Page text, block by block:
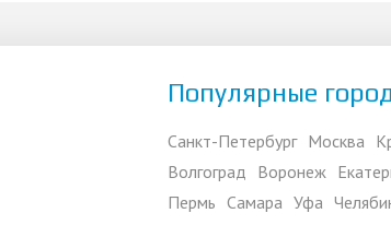
Популярные
Санкт-Петербург Москва
Волгоград Воронеж
Пермь Самара Уфа